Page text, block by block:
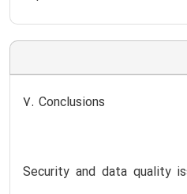
7. Conclusions
Security and data quality